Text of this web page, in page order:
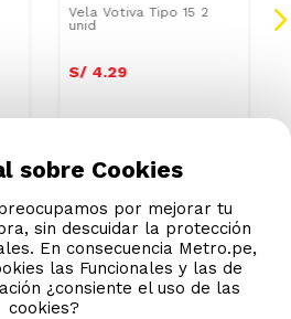
Vela Votiva Tipo 15 2
unid
S/ 4.29
sobre Cookies
por mejorar tu
sin descuidar la protección
En consecuencia Metro.pe,
las Funcionales y las de
¿consiente el uso de las
cookies?